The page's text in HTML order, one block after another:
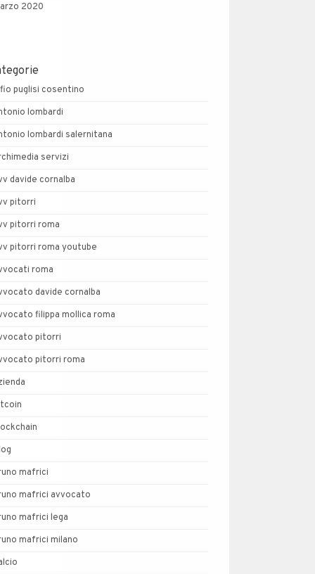
2020
puglisi cosentino
lombardi
lombardi salernitana
servizi
davide cornalba
pitorri
pitorri roma
pitorri roma youtube
roma
davide cornalba
filippa mollica roma
pitorri
pitorri roma
mafrici
mafrici avvocato
mafrici lega
mafrici milano